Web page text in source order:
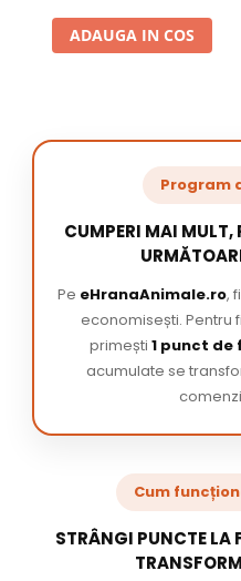
ADAUGA IN COS
Program
CUMPERI MAI MULT,
Pe eHranaAnimale.ro,
economisești. Pentru
primești 1 punct
acumulate se
Cum
STRÂNGI PUNCTE LA